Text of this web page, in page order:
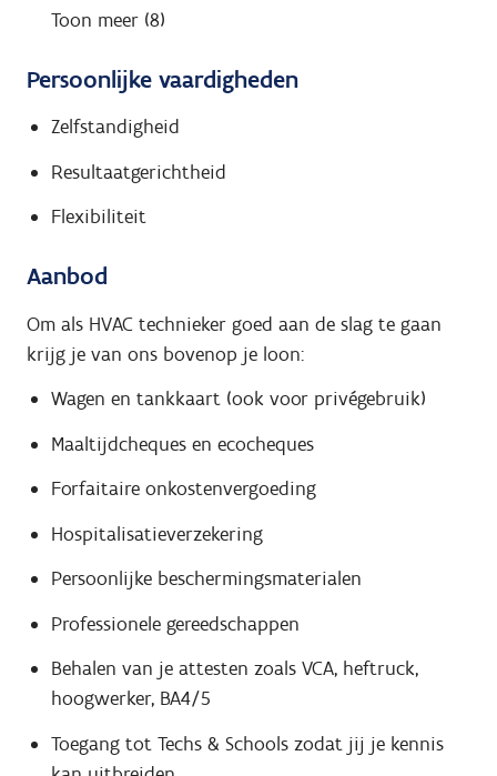
Toon meer (8)
Persoonlijke vaardigheden
Zelfstandigheid
Resultaatgerichtheid
Flexibiliteit
Aanbod
Om als HVAC technieker goed aan de slag te gaan
krijg je van ons bovenop je loon:
Wagen en tankkaart (ook voor privégebruik)
Maaltijdcheques en ecocheques
Forfaitaire onkostenvergoeding
Hospitalisatieverzekering
Persoonlijke beschermingsmaterialen
Professionele gereedschappen
Behalen van je attesten zoals VCA, heftruck,
hoogwerker, BA4/5
Toegang tot Techs & Schools zodat jij je kennis